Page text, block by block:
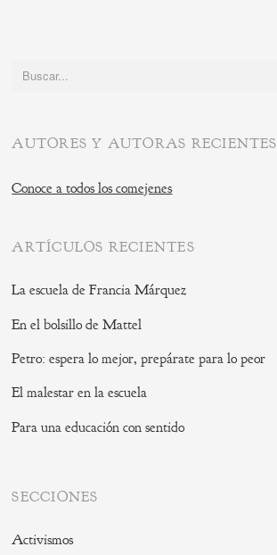
Buscar:
AUTORES Y AUTORAS RECIENTES
Conoce a todos los comejenes
ARTÍCULOS RECIENTES
La escuela de Francia Márquez
En el bolsillo de Mattel
Petro: espera lo mejor, prepárate para lo peor
El malestar en la escuela
Para una educación con sentido
SECCIONES
Activismos